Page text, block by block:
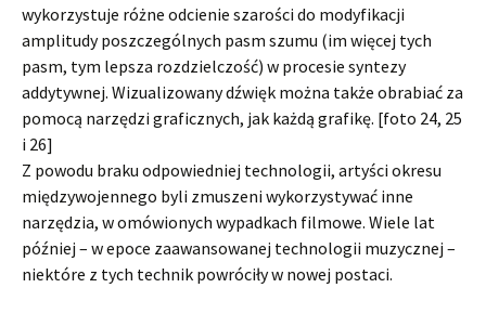
wykorzystuje różne odcienie szarości do modyfikacji
amplitudy poszczególnych pasm szumu (im więcej tych
pasm, tym lepsza rozdzielczość) w procesie syntezy
addytywnej. Wizualizowany dźwięk można także obrabiać za
pomocą narzędzi graficznych, jak każdą grafikę. [foto 24, 25
i 26]
Z powodu braku odpowiedniej technologii, artyści okresu
międzywojennego byli zmuszeni wykorzystywać inne
narzędzia, w omówionych wypadkach filmowe. Wiele lat
później – w epoce zaawansowanej technologii muzycznej –
niektóre z tych technik powróciły w nowej postaci.